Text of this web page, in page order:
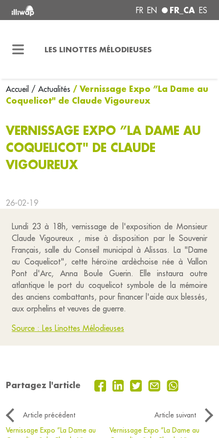
FR EN FR_CA ES
LES LINOTTES MÉLODIEUSES
Accueil / Actualités / Vernissage Expo ”La Dame au
Coquelicot" de Claude Vigoureux
VERNISSAGE EXPO ”LA DAME AU
COQUELICOT" DE CLAUDE
VIGOUREUX
26-02-19
Lundi 23 à 18h, vernissage de l'exposition de Monsieur
Claude Vigoureux , mise à disposition par le Souvenir
Français, salle du Conseil municipal à Alissas. La "Dame
au Coquelicot", cette héroïne ardèchoise née à Vallon
Pont d'Arc, Anna Boule Guerin. Elle instaura outre
atlantique le port du coquelicot symbole de la mémoire
des anciens combattants, pour financer l'aide aux blessés,
aux orphelins et veuves de guerre.
Source : Les Linottes Mélodieuses
Partagez l'article
Article précédent
Article suivant
Vernissage Expo ”La Dame au
Vernissage Expo ”La Dame au